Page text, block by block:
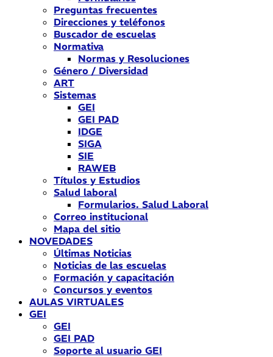
Preguntas frecuentes
Direcciones y teléfonos
Buscador de escuelas
Normativa
Normas y Resoluciones
Género / Diversidad
ART
Sistemas
GEI
GEI PAD
IDGE
SIGA
SIE
RAWEB
Títulos y Estudios
Salud laboral
Formularios. Salud Laboral
Correo institucional
Mapa del sitio
NOVEDADES
Últimas Noticias
Noticias de las escuelas
Formación y capacitación
Concursos y eventos
AULAS VIRTUALES
GEI
GEI
GEI PAD
Soporte al usuario GEI